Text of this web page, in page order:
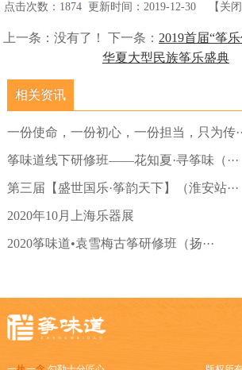
点击次数： 1874 更新时间：2019-12-30 【 关闭
上一条：没有了！ 下一条： 2019首届“筝
华夏大型民族筝乐盛典
相关资讯
一份使命，一份初心，一份担当，只为传
筝味道线下研修班——花知夏·寻筝味（···
第三届【盛世国乐·筝韵天下】（淮安站···
2020年10月上海乐器展
2020筝味道•袁雪梅古筝研修班（扬···